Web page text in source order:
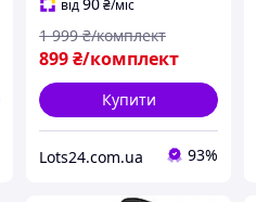
від ₴/міс
899₴/комплект
1 999 ₴/комплект
Купити
Lots24.com.ua 93%